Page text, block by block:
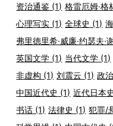
资治通鉴 (1) 格雷厄姆·格
心理写实 (1) 全球史 (1)
弗里德里希·威廉·约瑟夫·
英国文学 (1) 当代文学 (1)
非虚构 (1) 刘震云 (1) 政
中国近代史 (1) 近代日本史
书话 (1) 法律史 (1) 犯罪/